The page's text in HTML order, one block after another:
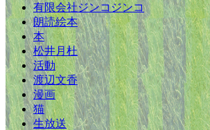
有限会社ジンコジンコ
朗読絵本
本
松井月杜
活動
渡辺文香
漫画
猫
生放送